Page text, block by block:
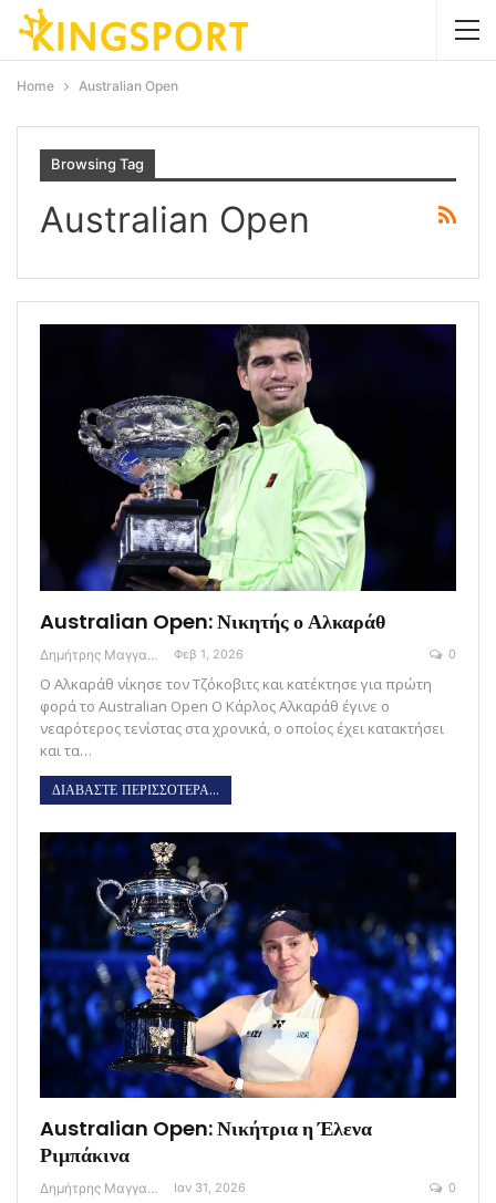
Home Australian Open
Browsing Tag
Australian Open
Australian Open: Νικητής ο Αλκαράθ
Δημήτρης Μαγγανάρης Φεβ 1, 2026 0
Ο Αλκαράθ νίκησε τον Τζόκοβιτς και κατέκτησε για πρώτη
φορά το Australian Open Ο Κάρλος Αλκαράθ έγινε ο
νεαρότερος τενίστας στα χρονικά, ο οποίος έχει κατακτήσει
και τα…
ΔΙΑΒΑΣΤΕ ΠΕΡΙΣΣΟΤΕΡΑ...
Australian Open: Νικήτρια η Έλενα
Ριμπάκινα
Δημήτρης Μαγγανάρης Ιαν 31, 2026 0